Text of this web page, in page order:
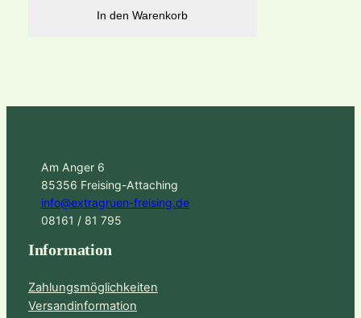
In den Warenkorb
Am Anger 6
85356 Freising-Attaching
info@extragruen-freising.de
08161 / 81 795
Information
Zahlungsmöglichkeiten
Versandinformation